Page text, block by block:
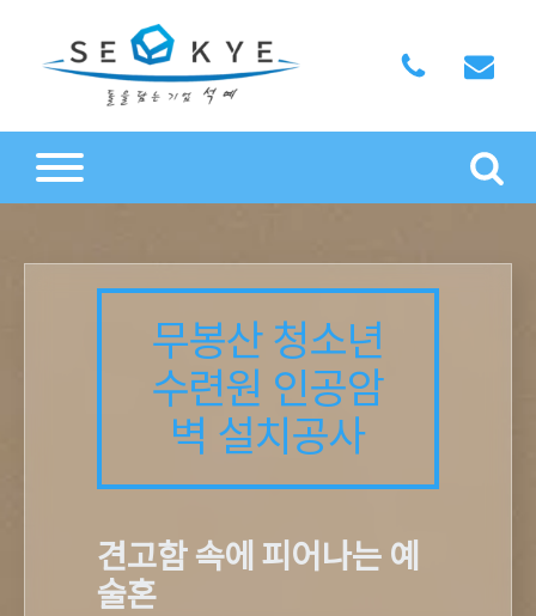
무봉산 청소년
수련원 인공암
벽 설치공사
견고함 속에 피어나는 예
술혼